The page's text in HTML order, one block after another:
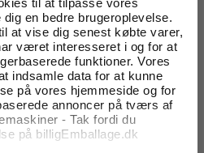
en bedre brugeroplevelse.
at vise dig senest købte varer,
været interesseret i og for at
funktioner. Vores
indsamle data for at kunne
på vores hjemmeside og for
annoncer på tværs af
- Tak fordi du
på billigEmballage.dk
2017 under E-handel
har lange og stolte traditioner.
og de forsøger at være
Det kan dog have en
afholder sig fra at forny...
dig
nyheder og eksklusive
i din indbakke.